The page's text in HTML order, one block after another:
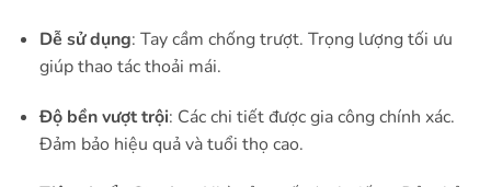
Dễ sử dụng: Tay cầm chống trượt. Trọng lượng tối ưu
giúp thao tác thoải mái.
Độ bền vượt trội: Các chi tiết được gia công chính xác.
Đảm bảo hiệu quả và tuổi thọ cao.